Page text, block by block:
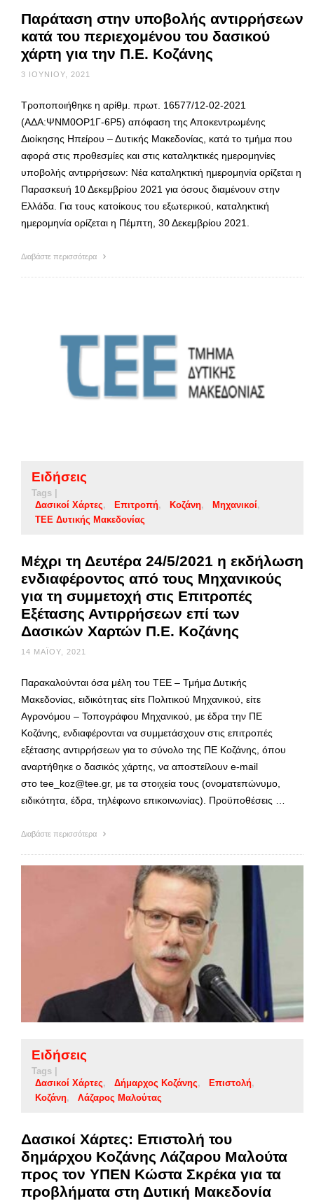
Παράταση στην υποβολής αντιρρήσεων
κατά του περιεχομένου του δασικού
χάρτη για την Π.Ε. Κοζάνης
3 ΙΟΥΝΊΟΥ, 2021
Τροποποιήθηκε η αρίθμ. πρωτ. 16577/12-02-2021
(ΑΔΑ:ΨΝΜ0ΟΡ1Γ-6Ρ5) απόφαση της Αποκεντρωμένης
Διοίκησης Ηπείρου – Δυτικής Μακεδονίας, κατά το τμήμα που
αφορά στις προθεσμίες και στις καταληκτικές ημερομηνίες
υποβολής αντιρρήσεων: Νέα καταληκτική ημερομηνία ορίζεται η
Παρασκευή 10 Δεκεμβρίου 2021 για όσους διαμένουν στην
Ελλάδα. Για τους κατοίκους του εξωτερικού, καταληκτική
ημερομηνία ορίζεται η Πέμπτη, 30 Δεκεμβρίου 2021.
Διαβάστε περισσότερα
Ειδήσεις
Tags |
Δασικοί Χάρτες
Επιτροπή Κοζάνη
Μηχανικοί
ΤΕΕ Δυτικής Μακεδονίας
Μέχρι τη Δευτέρα 24/5/2021 η εκδήλωση
ενδιαφέροντος από τους Μηχανικούς
για τη συμμετοχή στις Επιτροπές
Εξέτασης Αντιρρήσεων επί των
Δασικών Χαρτών Π.Ε. Κοζάνης
14 ΜΑΪ́ΟΥ, 2021
Παρακαλούνται όσα μέλη του ΤΕΕ – Τμήμα Δυτικής
Μακεδονίας, ειδικότητας είτε Πολιτικού Μηχανικού, είτε
Αγρονόμου – Τοπογράφου Μηχανικού, με έδρα την ΠΕ
Κοζάνης, ενδιαφέρονται να συμμετάσχουν στις επιτροπές
εξέτασης αντιρρήσεων για το σύνολο της ΠΕ Κοζάνης, όπου
αναρτήθηκε ο δασικός χάρτης, να αποστείλουν e-mail
στο tee_koz@tee.gr, με τα στοιχεία τους (ονοματεπώνυμο,
ειδικότητα, έδρα, τηλέφωνο επικοινωνίας). Προϋποθέσεις …
Διαβάστε περισσότερα
Ειδήσεις
Tags |
Δασικοί Χάρτες
Δήμαρχος Κοζάνης
Επιστολή
Κοζάνη
Λάζαρος Μαλούτας
Δασικοί Χάρτες: Επιστολή του
δημάρχου Κοζάνης Λάζαρου Μαλούτα
προς τον ΥΠΕΝ Κώστα Σκρέκα για τα
προβλήματα στη Δυτική Μακεδονία